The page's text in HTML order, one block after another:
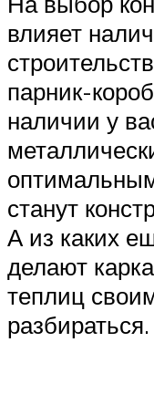
влияет
парник-
наличии у
станут
А из каких
делают
теплиц
разбираться.